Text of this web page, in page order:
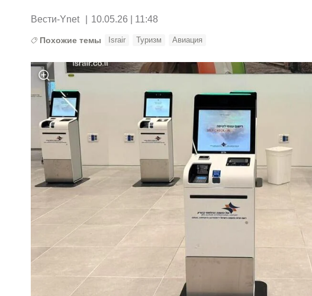
Вести-Ynet 10.05.26 | 11:48
Похожие темы Israir Туризм Авиация